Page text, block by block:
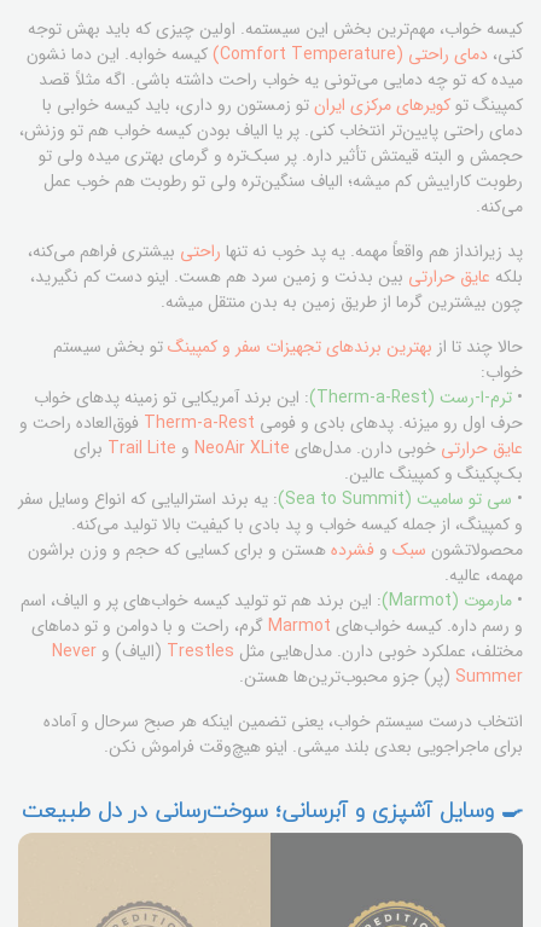
کیسه خواب، مهم‌ترین بخش این سیستمه. اولین چیزی که باید بهش توجه
کنی، دمای راحتی (Comfort Temperature)
کیسه خوابه. این دما نشون
میده که تو چه دمایی می‌تونی یه خواب راحت داشته باشی. اگه مثلاً قصد
کمپینگ توکویرهای مرکزی ایرانتو زمستون رو داری، باید کیسه خوابی با
دمای راحتی پایین‌تر انتخاب کنی. پر یا الیاف بودن کیسه خواب هم تو وزنش،
حجمش و البته قیمتش تأثیر داره. پر سبک‌تره و گرمای بهتری میده ولی تو
رطوبت کاراییش کم میشه؛ الیاف سنگین‌تره ولی تو رطوبت هم خوب عمل
می‌کنه.
پد زیرانداز هم واقعاً مهمه. یه پد خوب نه تنها راحتی بیشتری فراهم می‌کنه،
بلکه عایق حرارتی بین بدنت و زمین سرد هم هست. اینو دست کم نگیرید،
چون بیشترین گرما از طریق زمین به بدن منتقل میشه.
حالا چند تا از بهترین برندهای تجهیزات سفر و کمپینگتو بخش سیستم
خواب:
• ترم-ا-رست (Therm-a-Rest)
: این برند آمریکایی تو زمینه پدهای خواب
حرف اول رو میزنه. پدهای بادی و فومی Therm-a-Rest فوق‌العاده راحت و
عایق حرارتی خوبی دارن. مدل‌های NeoAir XLite و Trail Lite برای
بک‌پکینگ و کمپینگ عالین.
• سی تو سامیت (Sea to Summit)
: یه برند استرالیایی که انواع وسایل سفر
و کمپینگ، از جمله کیسه خواب و پد بادی با کیفیت بالا تولید می‌کنه.
محصولاتشون سبک و فشرده هستن و برای کسایی که حجم و وزن براشون
مهمه، عالیه.
• مارموت (Marmot)
: این برند هم تو تولید کیسه خواب‌های پر و الیاف، اسم
و رسم داره. کیسه خواب‌های Marmot گرم، راحت و با دوامن و تو دماهای
مختلف، عملکرد خوبی دارن. مدل‌هایی مثل Trestles (الیاف) و Never
Summer (پر) جزو محبوب‌ترین‌ها هستن.
انتخاب درست سیستم خواب، یعنی تضمین اینکه هر صبح سرحال و آماده
برای ماجراجویی بعدی بلند میشی. اینو هیچ‌وقت فراموش نکن.
🍳 وسایل آشپزی و آبرسانی؛ سوخت‌رسانی در دل طبیعت